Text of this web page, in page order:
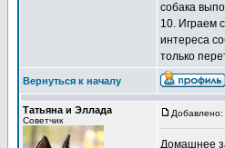
собака
10. Играем
интереса
только
Вернуться к началу
Татьяна и Эллада
Советчик
Домашнее